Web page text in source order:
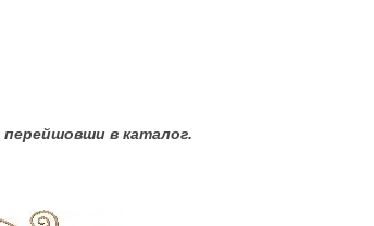
в каталог.